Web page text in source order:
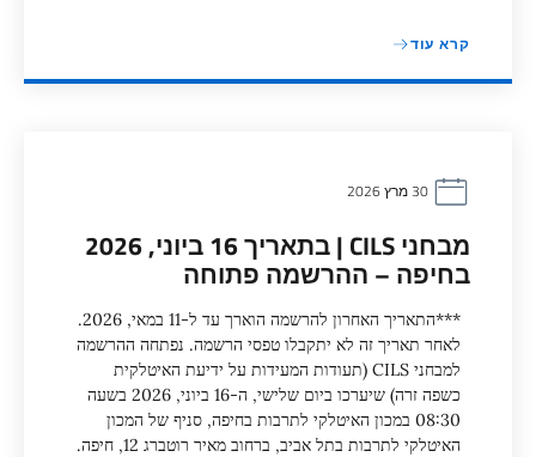
קרא עוד
מבחני CILS | בתאריך 16 ביוני, 2026
בחיפה – ההרשמה פתוחה
***התאריך האחרון להרשמה הוארך עד ל-11 במאי, 2026.
לאחר תאריך זה לא יתקבלו טפסי הרשמה. נפתחה ההרשמה
למבחני CILS (תעודות המעידות על ידיעת האיטלקית
כשפה זרה) שיערכו ביום שלישי, ה-16 ביוני, 2026 בשעה
08:30 במכון האיטלקי לתרבות בחיפה, סניף של המכון
האיטלקי לתרבות בתל אביב, ברחוב מאיר רוטברג 12, חיפה.